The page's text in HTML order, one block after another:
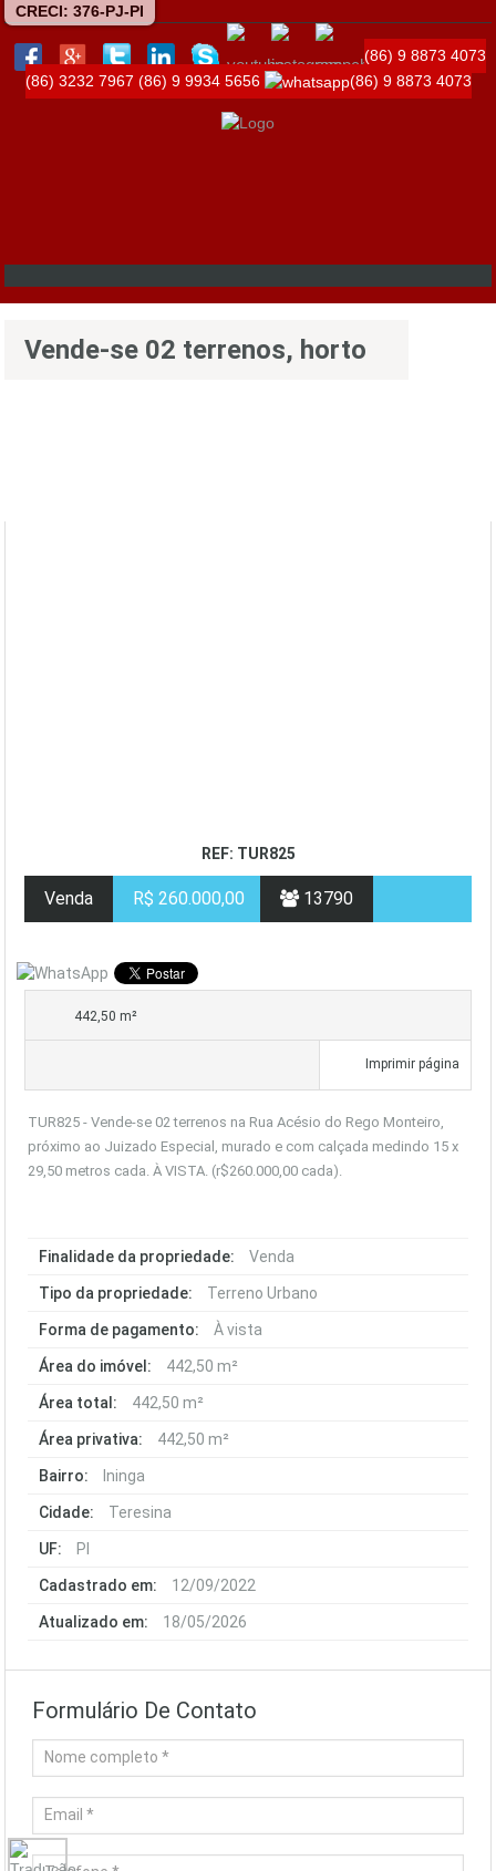
CRECI: 376-PJ-PI
(86) 9 8873 4073
(86) 3232 7967 (86) 9 9934 5656 (86) 9 8873 4073
Vende-se 02 terrenos, horto
REF: TUR825
Venda R$ 260.000,00 13790
442,50 m²
Imprimir página
TUR825 - Vende-se 02 terrenos na Rua Acésio do Rego Monteiro,
próximo ao Juizado Especial, murado e com calçada medindo 15 x
29,50 metros cada. À VISTA. (r$260.000,00 cada).
Finalidade da propriedade: Venda
Tipo da propriedade: Terreno Urbano
Forma de pagamento: À vista
Área do imóvel: 442,50 m²
Área total: 442,50 m²
Área privativa: 442,50 m²
Bairro: Ininga
Cidade: Teresina
UF: PI
Cadastrado em: 12/09/2022
Atualizado em: 18/05/2026
Formulário De Contato